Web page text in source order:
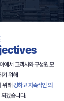
에서 고객사와 구성원 모
기 위해
위해강하고 지속적인 의
겠습니다.